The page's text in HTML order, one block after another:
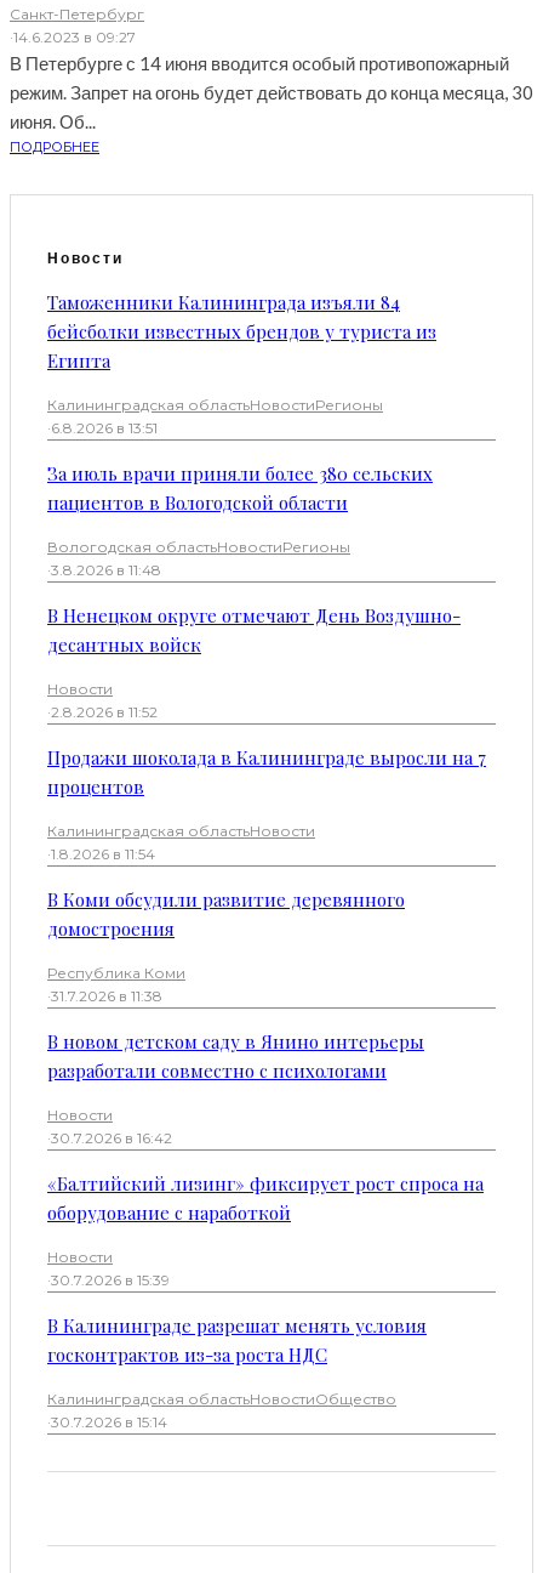
Санкт-Петербург
·14.6.2023 в 09:27
В Петербурге с 14 июня вводится особый противопожарный
режим. Запрет на огонь будет действовать до конца месяца, 30
июня. Об...
ПОДРОБНЕЕ
Новости
Таможенники Калининграда изъяли 84
бейсболки известных брендов у туриста из
Египта
Калининградская областьНовостиРегионы
·6.8.2026 в 13:51
За июль врачи приняли более 380 сельских
пациентов в Вологодской области
Вологодская областьНовостиРегионы
·3.8.2026 в 11:48
В Ненецком округе отмечают День Воздушно-
десантных войск
Новости
·2.8.2026 в 11:52
Продажи шоколада в Калининграде выросли на 7
процентов
Калининградская областьНовости
·1.8.2026 в 11:54
В Коми обсудили развитие деревянного
домостроения
Республика Коми
·31.7.2026 в 11:38
В новом детском саду в Янино интерьеры
разработали совместно с психологами
Новости
·30.7.2026 в 16:42
«Балтийский лизинг» фиксирует рост спроса на
оборудование с наработкой
Новости
·30.7.2026 в 15:39
В Калининграде разрешат менять условия
госконтрактов из-за роста НДС
Калининградская областьНовостиОбщество
·30.7.2026 в 15:14